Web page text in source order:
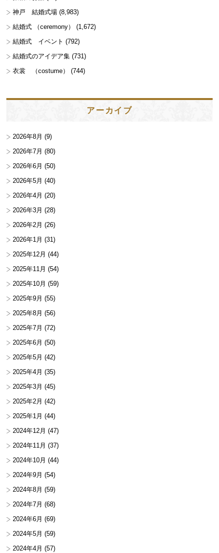
神戸 結婚式場 (8,983)
結婚式 （ceremony）
(1,672)
結婚式 イベント (792)
結婚式のアイデア集 (731)
衣裳 （costume）
(744)
アーカイブ
2026年8月 (9)
2026年7月 (80)
2026年6月 (50)
2026年5月 (40)
2026年4月 (20)
2026年3月 (28)
2026年2月 (26)
2026年1月 (31)
2025年12月 (44)
2025年11月 (54)
2025年10月 (59)
2025年9月 (55)
2025年8月 (56)
2025年7月 (72)
2025年6月 (50)
2025年5月 (42)
2025年4月 (35)
2025年3月 (45)
2025年2月 (42)
2025年1月 (44)
2024年12月 (47)
2024年11月 (37)
2024年10月 (44)
2024年9月 (54)
2024年8月 (59)
2024年7月 (68)
2024年6月 (69)
2024年5月 (59)
2024年4月 (57)